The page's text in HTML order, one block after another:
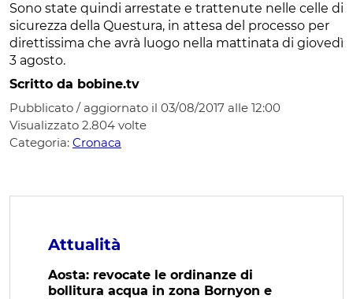
Sono state quindi arrestate e trattenute nelle celle di
sicurezza della Questura, in attesa del processo per
direttissima che avrà luogo nella mattinata di giovedì
3 agosto.
Scritto da bobine.tv
Pubblicato / aggiornato il 03/08/2017 alle 12:00
Visualizzato 2.804 volte
Categoria: Cronaca
Attualità
Aosta: revocate le ordinanze di
bollitura acqua in zona Bornyon e